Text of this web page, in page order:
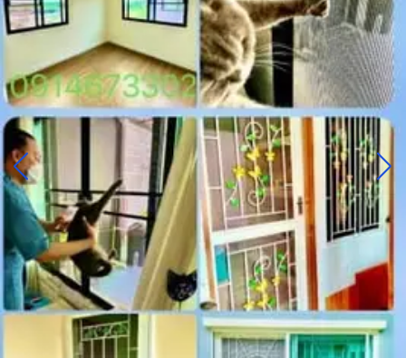
บริการ/พื้นที่ติดตั้ง
บทความ
ติดต่อเรา